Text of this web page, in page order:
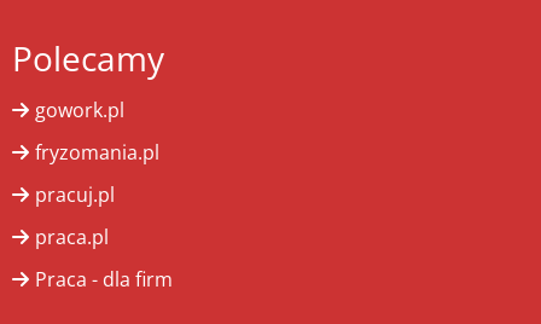
Polecamy
gowork.pl
fryzomania.pl
pracuj.pl
praca.pl
Praca - dla firm